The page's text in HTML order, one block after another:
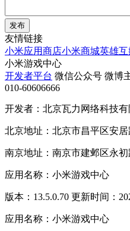
发布
友情链接
小米应用商店小米商城英雄互
小米游戏中心
开发者平台 微信公众号 微博
010-60606666
开发者：北京瓦力网络科技有
北京地址：北京市昌平区安
南京地址：南京市建邺区永
应用名称：小米游戏中心
版本：13.5.0.70 更新时间：
应用名称：小米游戏中心